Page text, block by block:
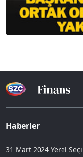
Haberler
31 Mart 2024 Yerel